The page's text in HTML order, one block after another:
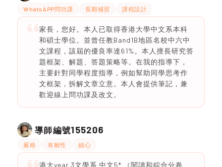
WhatsAPP問功課 長期補習 課程設計
家長，您好。本人已取得香港大學中文系本科
和碩士學位。並曾任教Band1B地區名校中六中
文課程，該屆的優良率達61%。本人擅長研究答
題框架、解題、答題策略等。在我的指導下，
主要針對同學程度指導，例如幫助同學思考作
文框架，拆解文章立意。本人會提供筆記，兼
歡迎線上問功課及改文。
導師編號155206
嚴格 有耐性 細心
港大year 3文學系 中文5* （閱讀和綜合分卷